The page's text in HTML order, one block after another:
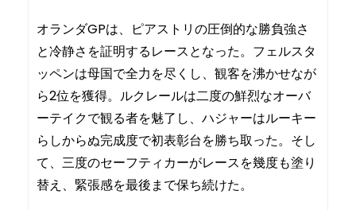
オランダGPは、ピアストリの圧倒的な勝負強さ
と冷静さを証明するレースとなった。フェルスタ
ッペンは母国で全力を尽くし、観客を沸かせなが
ら2位を獲得。ルクレールは二度の鮮烈なオーバ
ーテイクで観る者を魅了し、ハジャーはルーキー
らしからぬ完成度で初表彰台を勝ち取った。そし
て、三度のセーフティカーがレースを幾度も塗り
替え、緊張感を最後まで保ち続けた。